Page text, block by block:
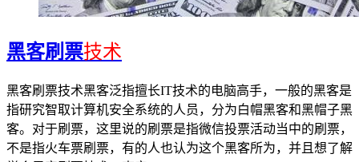
黑客刷票技术
黑客刷票技术黑客泛指擅长IT技术的电脑高手，一般的黑客是
指研究智取计算机安全系统的人员，分为白帽黑客和黑帽子黑
客。对于刷票，这里说的刷票是指微信投票活动当中的刷票，
不是指火车票刷票，有的人也认为这个黑客所为，并且想了解